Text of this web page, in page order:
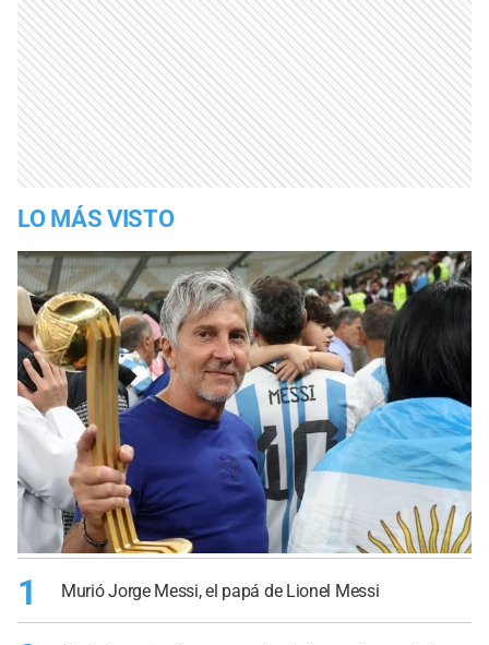
LO MÁS VISTO
1 Murió Jorge Messi, el papá de Lionel Messi